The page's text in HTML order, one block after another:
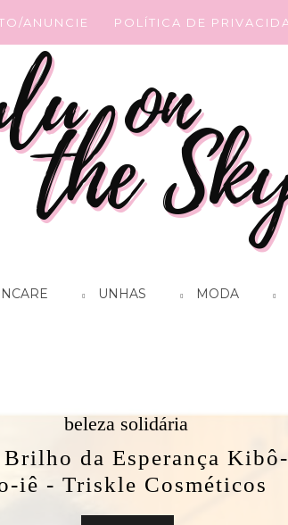
ANUNCIE POLÍTICA DE
UNHAS MODA
beleza solidária
da Esperança Kibô-
iê - Triskle Cosméticos